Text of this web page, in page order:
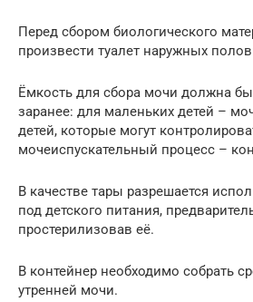
Перед сбором биологического
произвести туалет наружных
Ёмкость для сбора мочи должна
заранее: для маленьких детей –
детей, которые могут
мочеиспускательный процесс –
В качестве тары разрешается
под детского питания,
простерилизовав её.
В контейнер необходимо собрать
утренней мочи.